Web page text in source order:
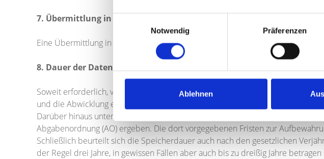
Notwendig
Präferenzen
Ablehnen
7. Übermittlung in ein Drittland
Eine Übermittlung in ein Drittland ist nicht beabsichtigt.
8. Dauer der Datenspeicherung
Soweit erforderlich, verarbeiten und speichern wir Ihre personenbezogenen
und die Abwicklung eines Vertrages umfasst bzw. zur Erfüllung der vertraglichen
Darüber hinaus unterliegen wir verschiedenen Aufbewahrungs- und
Abgabenordnung (AO) ergeben. Die dort vorgegebenen Fristen zur
Schließlich beurteilt sich die Speicherdauer auch nach den gesetzlichen
der Regel drei Jahre, in gewissen Fällen aber auch bis zu dreißig Jahre betragen